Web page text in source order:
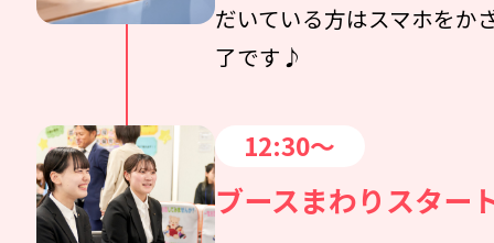
だいている方はスマホをか
了です♪
12:30〜
ブースまわりスター